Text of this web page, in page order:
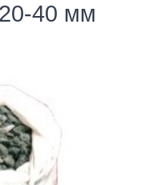
40 мм